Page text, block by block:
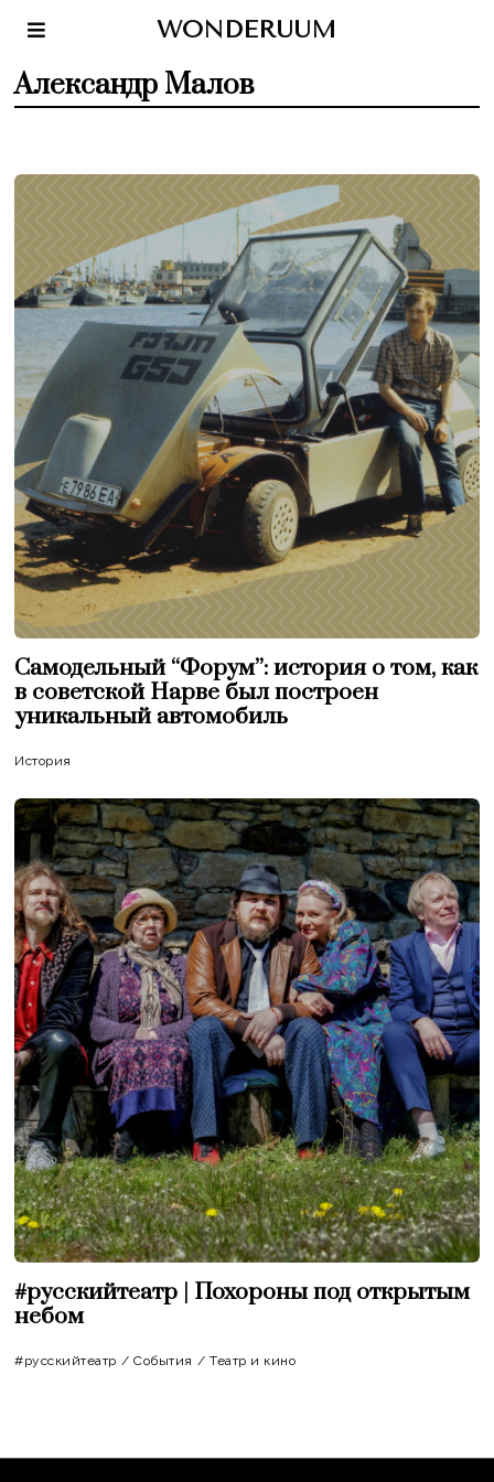
WONDERUUM
Александр Малов
Самодельный “Форум”: история о том, как
в советской Нарве был построен
уникальный автомобиль
История
#русскийтеатр | Похороны под открытым
небом
#русскийтеатр / События / Театр и кино